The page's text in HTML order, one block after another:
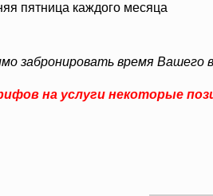
пятница каждого месяца
забронировать время
на услуги некоторые